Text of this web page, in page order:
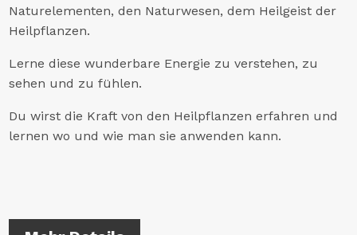
Naturelementen, den Naturwesen, dem Heilgeist der
Heilpflanzen.
Lerne diese wunderbare Energie zu verstehen, zu
sehen und zu fühlen.
Du wirst die Kraft von den Heilpflanzen erfahren und
lernen wo und wie man sie anwenden kann.